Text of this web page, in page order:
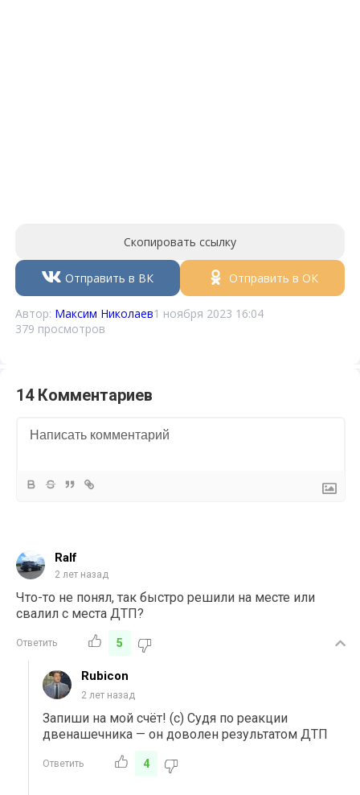
Скопировать ссылку
Отправить в ВК Отправить в ОК
Автор: Максим Николаев1 ноября 2023 16:04
379 просмотров
14 Комментариев
Ralf
2 лет назад
Что-то не понял, так быстро решили на месте или
свалил с места ДТП?
Ответить 5
Rubicon
2 лет назад
Запиши на мой счёт! (с) Судя по реакции
двенашечника — он доволен результатом ДТП
Ответить 4